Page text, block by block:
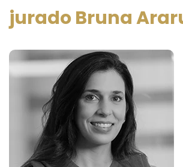
jurado Bruna